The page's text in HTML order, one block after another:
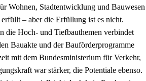
Wohnen, Stadtentwicklung und Bauwesen
– aber die Erfüllung ist es nicht.
die Hoch- und Tiefbauthemen verbindet
Bauakte und der Bauförderprogramme
mit dem Bundesministerium für Verkehr,
war stärker, die Potentiale ebenso.